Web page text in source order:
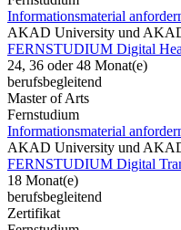
Informationsmaterial
AKAD University und
FERNSTUDIUM Digital
24, 36 oder 48 Monat(e)
berufsbegleitend
Master of Arts
Fernstudium
Informationsmaterial
AKAD University und
FERNSTUDIUM Digital
18 Monat(e)
berufsbegleitend
Zertifikat